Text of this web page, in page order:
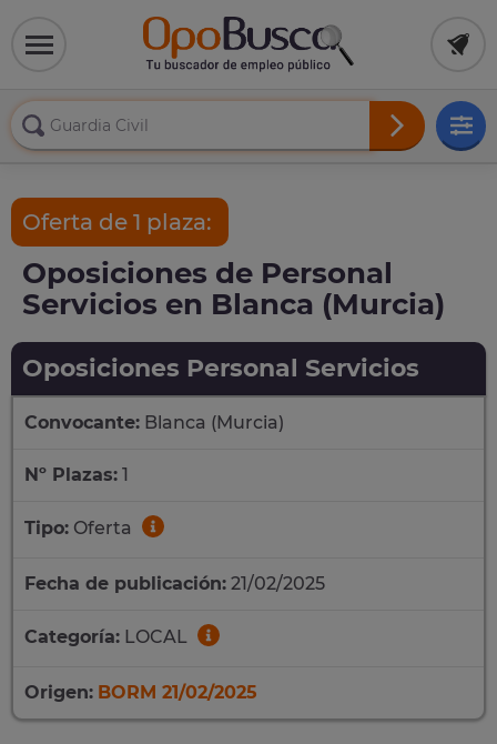
Oferta de 1 plaza:
Oposiciones de Personal
Servicios en Blanca (Murcia)
Oposiciones Personal Servicios
Convocante: Blanca (Murcia)
Nº Plazas: 1
Tipo: Oferta
Fecha de publicación: 21/02/2025
Categoría: LOCAL
Origen: BORM 21/02/2025